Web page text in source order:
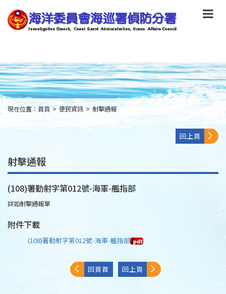
到
主
要
to
main
content
:::
現在位置： 首頁 > 便民資訊 > 射擊通報
回上頁
射擊通報
(108)署勤射字第012號-海軍-艦指部
詳如射擊通報單
附件下載
(108)署勤射字第012號-海軍-艦指部
回頁首 回上頁